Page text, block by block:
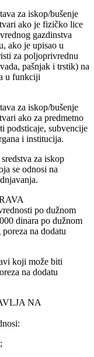
za iskop/bušenje
ako je fizičko lice
gazdinstva
ako je upisao u
za poljoprivrednu
pašnjak i trstik) na
u funkciji
za iskop/bušenje
ako za predmetno
podsticaje, subvencije
i institucija.
za iskop
se odnosi na
po dužnom
dinara po dužnom
na dodatu
koji može biti
na dodatu
NA